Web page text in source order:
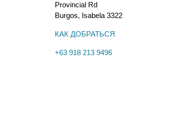
Provincial Rd
Burgos, Isabela 3322
КАК ДОБРАТЬСЯ
+63 918 213 9496